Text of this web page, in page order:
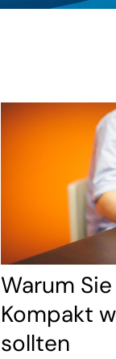
Warum
Kompakt
sollten